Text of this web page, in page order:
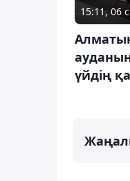
15:11, 06
үйдің